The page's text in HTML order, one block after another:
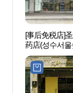
[事后免税店]
药店(성수서